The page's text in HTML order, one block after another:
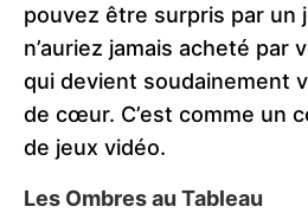
pouvez être surpris par un
n’auriez jamais acheté par
qui devient soudainement
de cœur. C’est comme un
de jeux vidéo.
Les Ombres au Tableau